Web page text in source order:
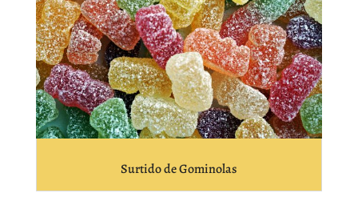
Surtido de Gominolas